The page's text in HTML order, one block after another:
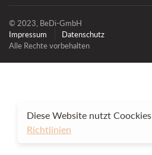
© 2023, BeDi-GmbH
Impressum
Datenschutz
Alle Rechte vorbehalten
Diese Website nutzt Coockies
Richtlinien